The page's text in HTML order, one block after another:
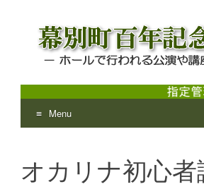
幕別町百年記
ホールで行われる公演や講座のご案
Menu
content
オカリナ初心者